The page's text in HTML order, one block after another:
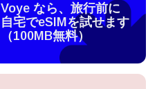
Voye なら、旅行前に
自宅でeSIMを試せます
（100MB無料）